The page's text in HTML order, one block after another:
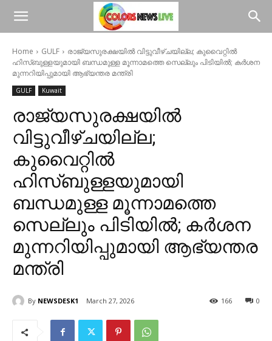
Home GULF
രാജ്യസുരക്ഷയിൽ വിട്ടുവീഴ്ചയില്ല; കുവൈറ്റിൽ
ഹിസ്ബുള്ളയുമായി ബന്ധമുള്ള മൂന്നാമത്തെ സെല്ലും പിടിയിൽ; കർശന
മുന്നറിയിപ്പുമായി ആഭ്യന്തര മന്ത്രി
GULF Kuwait
രാജ്യസുരക്ഷയിൽ
വിട്ടുവീഴ്ചയില്ല;
കുവൈറ്റിൽ
ഹിസ്ബുള്ളയുമായി
ബന്ധമുള്ള മൂന്നാമത്തെ
സെല്ലും പിടിയിൽ; കർശന
മുന്നറിയിപ്പുമായി ആഭ്യന്തര
മന്ത്രി
By NEWSDESK1 March 27, 2026 0
166